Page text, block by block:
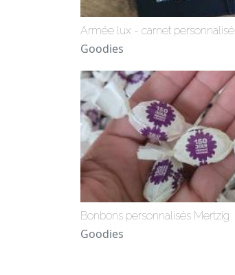
Armée lux - carnet personnalisé
Goodies
Bonbons personnalisés Mertzig
Goodies